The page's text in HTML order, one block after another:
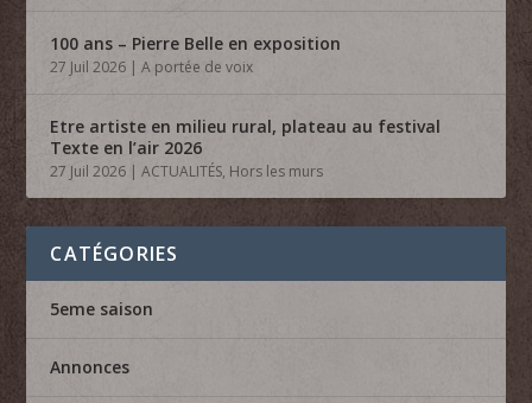
100 ans – Pierre Belle en exposition
27 Juil 2026 |A portée de voix
Etre artiste en milieu rural, plateau au festival
Texte en l’air 2026
27 Juil 2026 |ACTUALITÉS, Hors les murs
CATÉGORIES
5eme saison
Annonces